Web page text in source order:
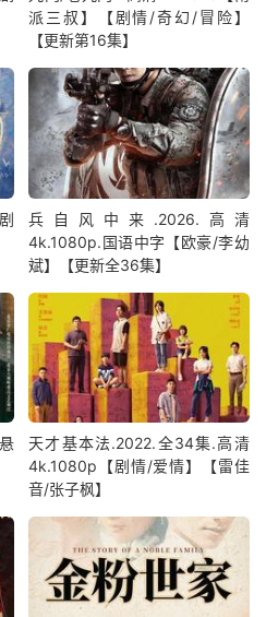
派三叔】【剧情/奇幻/冒险】
【更新第16集】
兵自风中来‎.2026.高清
4k.1080p.国语中字【欧豪/李幼
斌】【更新全36集】
天才基本法.2022.全34集.高清
4k.1080p【剧情/爱情】【雷佳
音/张子枫】